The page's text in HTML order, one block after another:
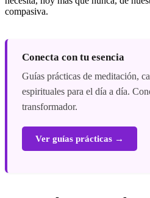
compasiva.
Conecta con tu esencia
Guías prácticas de meditación,
espirituales para el día a día.
transformador.
Ver guías prácticas →